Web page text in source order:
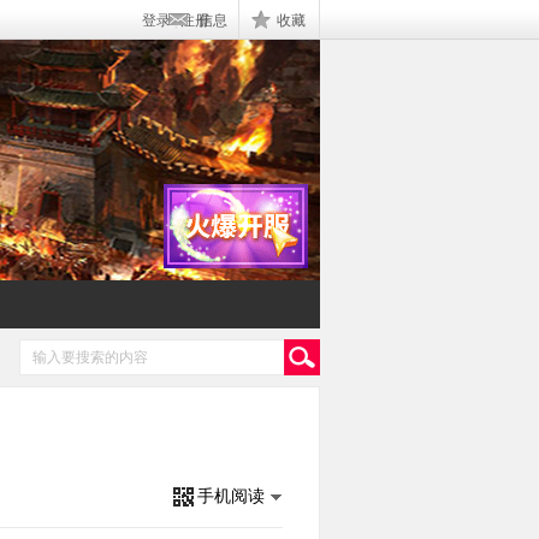
登录|注册信息 收藏
手机阅读